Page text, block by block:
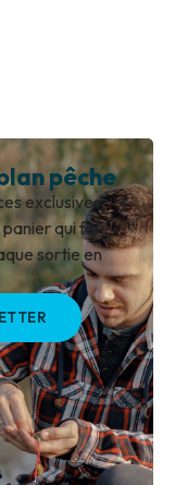
pêche
exclusives
panier qui fait
sortie en